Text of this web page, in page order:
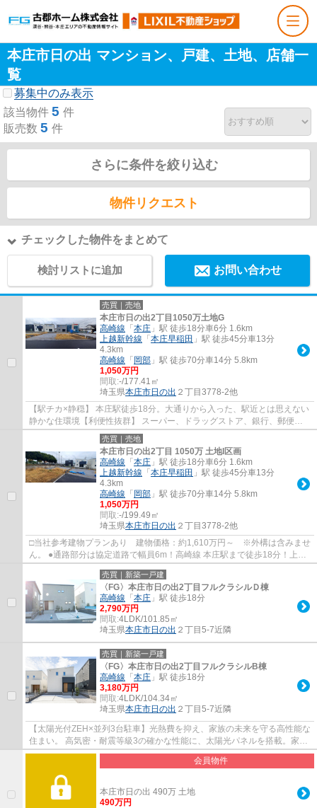
本庄市日の出 マンション、戸建、土地、店舗一
覧
募集中のみ表示
該当物件 5 件
販売数 5 件
さらに条件を絞り込む
物件リクエスト
チェックした物件をまとめて
検討リストに追加 お問い合わせ
売買｜売地
本庄市日の出2丁目1050万土地G
高崎線 「本庄 」駅 徒歩18分車6分 1.6km
上越新幹線 「本庄早稲田 」駅 徒歩45分車13分
4.3km
高崎線 「岡部 」駅 徒歩70分車14分 5.8km
1,050万円
間取:-/177.41㎡
埼玉県本庄市日の出 ２丁目3778-2他
【駅チカ×静穏】 本庄駅徒歩18分。大通りから入った、駅近とは思えない
静かな住環境【利便性抜群】 スーパー、ドラッグストア、銀行、郵便局
がすべて徒歩圏内！【子育て環境】 東小・...
売買｜売地
本庄市日の出2丁目 1050万 土地I区画
高崎線 「本庄 」駅 徒歩18分車6分 1.6km
上越新幹線 「本庄早稲田 」駅 徒歩45分車13分
4.3km
高崎線 「岡部 」駅 徒歩70分車14分 5.8km
1,050万円
間取:-/199.49㎡
埼玉県本庄市日の出 ２丁目3778-2他
□当社参考建物プランあり 建物価格：約1,610万円～ ※外構は含みませ
ん。 ●通路部分は協定道路で幅員6m！高崎線 本庄駅まで徒歩18分！上越
新幹線 本庄早稲田駅まで車13分！東小学校・...
売買｜新築一戸建
〈FG〉本庄市日の出2丁目フルクラシルＤ棟
高崎線 「本庄 」駅 徒歩18分
2,790万円
間取:4LDK/101.85㎡
埼玉県本庄市日の出 ２丁目5-7近隣
売買｜新築一戸建
〈FG〉本庄市日の出2丁目フルクラシルB棟
高崎線 「本庄 」駅 徒歩18分
3,180万円
間取:4LDK/104.34㎡
埼玉県本庄市日の出 ２丁目5-7近隣
【太陽光付ZEH×並列3台駐車】光熱費を抑え、家族の未来を守る高性能な
住まい。 高気密・耐震等級3の確かな性能に、太陽光パネルを搭載。家計
に優しく、万一の災害時も安心です。リビン...
会員物件
本庄市日の出 490万 土地
490万円